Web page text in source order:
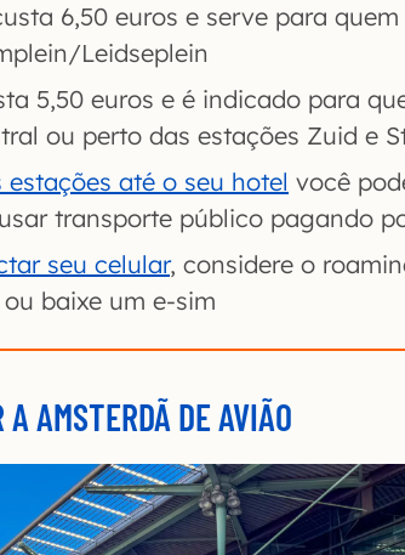
6,50 euros e serve para
Leidseplein
5,50 euros e é indicado para
ou perto das estações Zuid e
estações até o seu hotel você
transporte público pagando
seu celular, considere o
baixe um e-sim
A AMSTERDÃ DE AVIÃO